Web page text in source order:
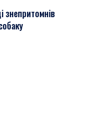
знепритомнів